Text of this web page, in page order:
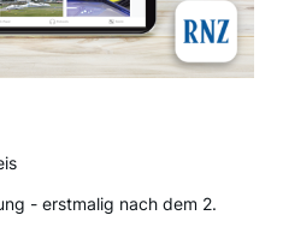
- erstmalig nach dem 2.